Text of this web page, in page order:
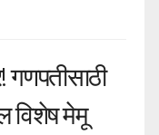
विशेष मेमू